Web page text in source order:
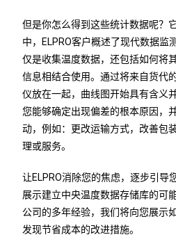
但是你怎么得到这些统计数据呢？
中，ELPRO客户概述了现代数据监
仅是收集温度数据，还包括如何将
信息相结合使用。通过将来自货代
仪放在一起，曲线图开始具有含义
您能够确定出现偏差的根本原因，
动，例如：更改运输方式，改善包
理或服务。
让ELPRO消除您的焦虑，逐步引导
展示建立中央温度数据存储库的可
公司的多年经验，我们将向您展示
发现节省成本的改进措施。